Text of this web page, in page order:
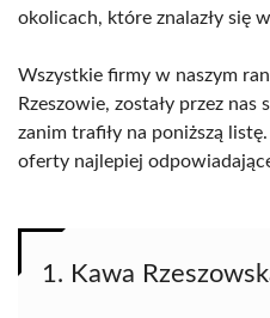
okolicach, które znalazły się
Wszystkie firmy w naszym
Rzeszowie, zostały przez
zanim trafiły na poniższą
oferty najlepiej
1. Kawa